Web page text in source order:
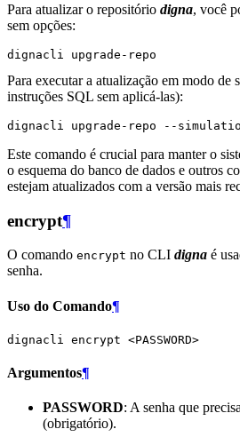
Para atualizar o repositório digna, você
sem opções:
dignacli
Para executar a atualização em modo de
instruções SQL sem aplicá-las):
dignacli upgrade-repo
Este comando é crucial para manter o
o esquema do banco de dados e outros
estejam atualizados com a versão mais
encrypt¶
O comando encrypt no CLI digna é
senha.
Uso do Comando¶
dignacli encrypt
Argumentos¶
PASSWORD: A senha que
(obrigatório).